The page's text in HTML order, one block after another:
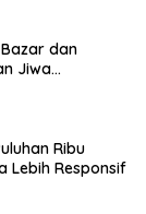
dan
Jiwa
Ribu
Lebih Responsif